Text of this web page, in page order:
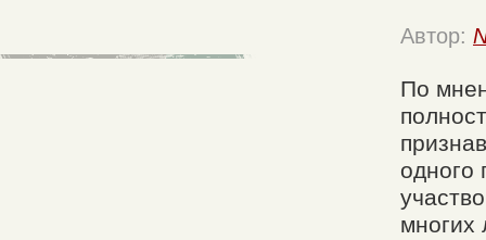
Автор:
По
одного
многих